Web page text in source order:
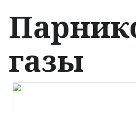
газы
П
П